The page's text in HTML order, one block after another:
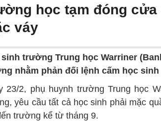
học tạm đóng
váy
sinh trường Trung học Warriner
nhằm phản đối lệnh cấm học sinh
23/2, phụ huynh trường Trung học
yêu cầu tất cả học sinh phải mặc
trường kể từ tháng 9.